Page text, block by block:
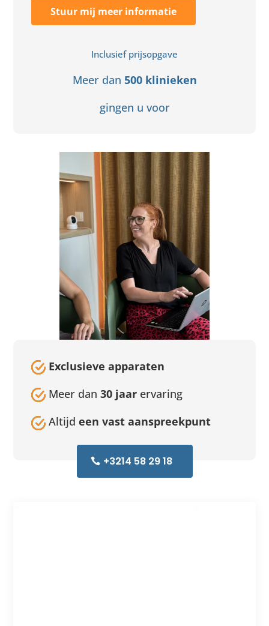
Stuur mij meer informatie
Inclusief prijsopgave
Meer dan 500 klinieken
gingen u voor
Exclusieve apparaten
Meer dan30 jaar ervaring
Altijd een vast aanspreekpunt
+3214 58 29 18